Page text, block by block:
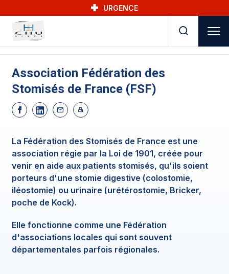
URGENCE
Association Fédération des
Stomisés de France (FSF)
La Fédération des Stomisés de France est une
association régie par la Loi de 1901, créée pour
venir en aide aux patients stomisés, qu'ils soient
porteurs d'une stomie digestive (colostomie,
iléostomie) ou urinaire (urétérostomie, Bricker,
poche de Kock).
Elle fonctionne comme une Fédération
d'associations locales qui sont souvent
départementales parfois régionales.